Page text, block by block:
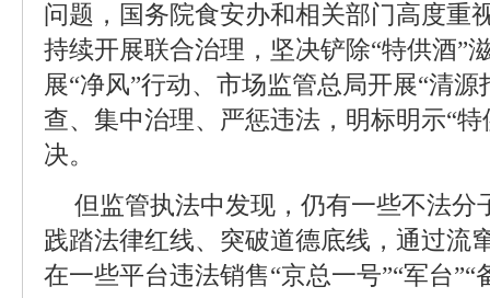
问题，国务院食安办和相关部门高度重
持续开展联合治理，坚决铲除“特供酒”
展“净风”行动、市场监管总局开展“清
查、集中治理、严惩违法，明标明示“
决。
但监管执法中发现，仍有一些不法分
践踏法律红线、突破道德底线，通过流
在一些平台违法销售“京总一号”“军台”“